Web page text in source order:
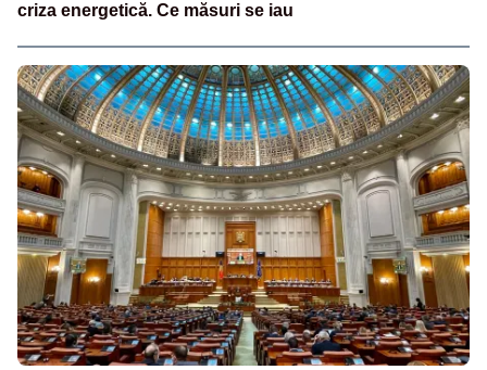
criza energetică. Ce măsuri se iau